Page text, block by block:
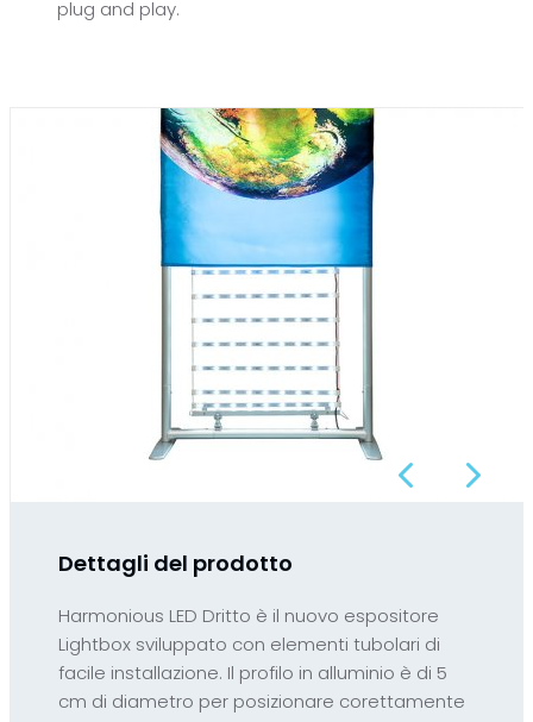
plug and play.
Dettagli del prodotto
Harmonious LED Dritto è il nuovo espositore
Lightbox sviluppato con elementi tubolari di
facile installazione. Il profilo in alluminio è di 5
cm di diametro per posizionare corettamente